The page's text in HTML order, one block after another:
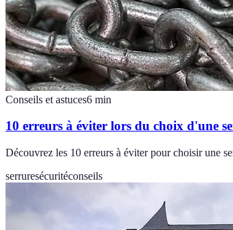
Conseils et astuces6 min
10 erreurs à éviter lors du choix d'une
Découvrez les 10 erreurs à éviter pour choisir une
serruresécuritéconseils